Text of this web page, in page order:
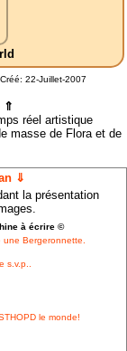
Créé: 22-Juillet-2007
⇑
réel artistique
masse de Flora et de
⇓
la présentation
à écrire ©
une Bergeronnette.
s.v.p..
le monde!